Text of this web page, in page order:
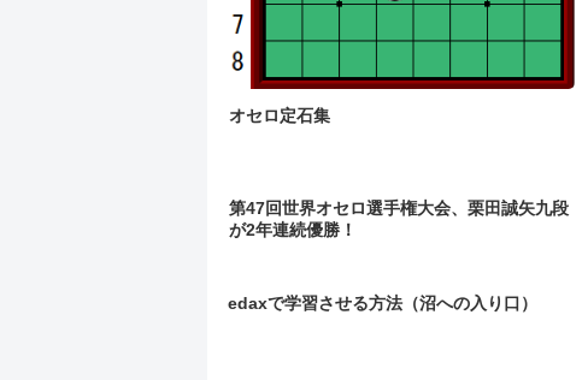
オセロ定石集
第47回世界オセロ選手権大会、栗田誠矢九段
が2年連続優勝！
edaxで学習させる方法（沼への入り口）